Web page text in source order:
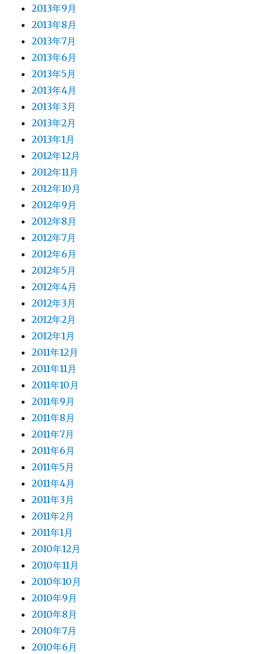
2013年9月
2013年8月
2013年7月
2013年6月
2013年5月
2013年4月
2013年3月
2013年2月
2013年1月
2012年12月
2012年11月
2012年10月
2012年9月
2012年8月
2012年7月
2012年6月
2012年5月
2012年4月
2012年3月
2012年2月
2012年1月
2011年12月
2011年11月
2011年10月
2011年9月
2011年8月
2011年7月
2011年6月
2011年5月
2011年4月
2011年3月
2011年2月
2011年1月
2010年12月
2010年11月
2010年10月
2010年9月
2010年8月
2010年7月
2010年6月